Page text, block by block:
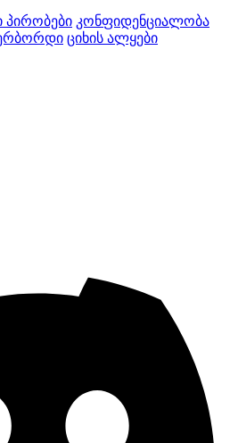
პირობები კონფიდენციალობა
ციხის ალყები